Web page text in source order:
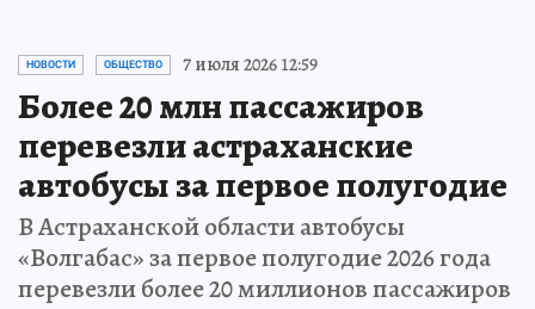
НОВОСТИ ОБЩЕСТВО 7 июля 2026 12:59
Более 20 млн пассажиров
перевезли астраханские
автобусы за первое полугодие
В Астраханской области автобусы
«Волгабас» за первое полугодие 2026 года
перевезли более 20 миллионов пассажиров